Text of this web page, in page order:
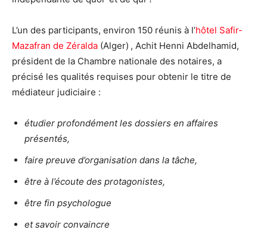
L’un des participants, environ 150 réunis à l’hôtel Safir-
Mazafran de Zéralda (Alger) , Achit Henni Abdelhamid,
président de la Chambre nationale des notaires, a
précisé les qualités requises pour obtenir le titre de
médiateur judiciaire :
étudier profondément les dossiers en affaires
présentés,
faire preuve d’organisation dans la tâche,
être à l’écoute des protagonistes,
être fin psychologue
et savoir convaincre